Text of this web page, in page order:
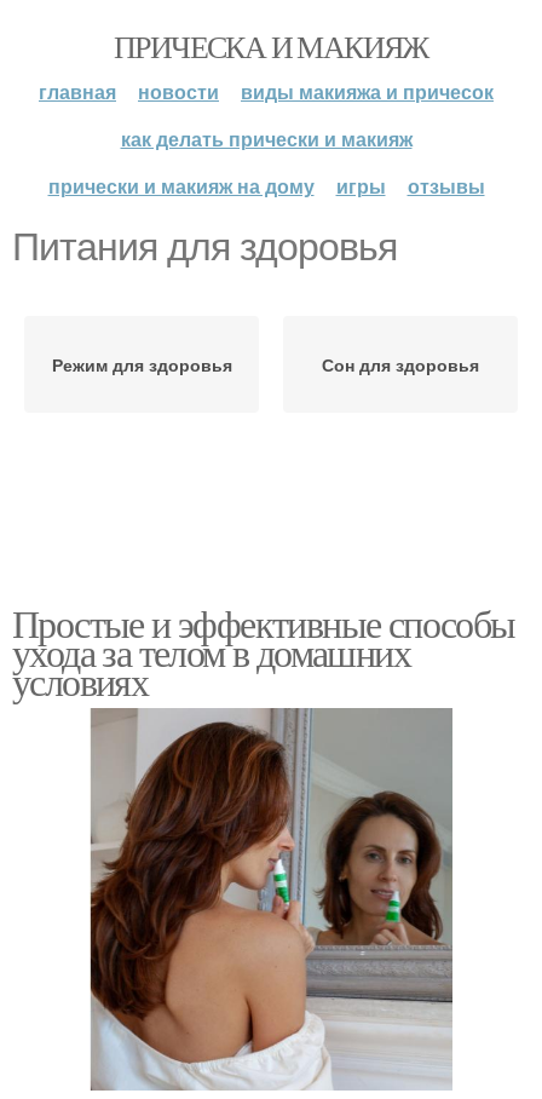
ПРИЧЕСКА И МАКИЯЖ
главная новости
виды макияжа и причесок
как делать прически и макияж
прически и макияж на дому
игры отзывы
Питания для здоровья
Режим для здоровья Сон для здоровья
Простые и эффективные способы
ухода за телом в домашних
условиях